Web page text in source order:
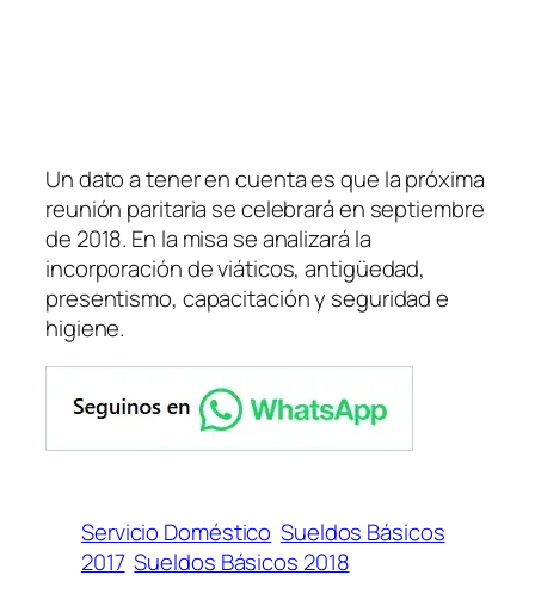
Un dato a tener en cuenta es que la próxima
reunión paritaria se celebrará en septiembre
de 2018. En la misa se analizará la
incorporación de viáticos, antigüedad,
presentismo, capacitación y seguridad e
higiene.
Servicio Doméstico Sueldos Básicos
2017 Sueldos Básicos 2018